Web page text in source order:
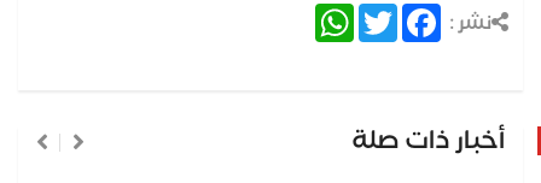
نشر : Facebook
Twitter
WhatsApp
أخبار ذات صلة